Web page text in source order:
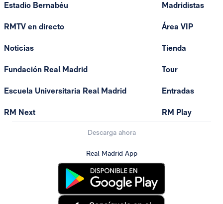
Estadio Bernabéu
RMTV en directo
Noticias
Fundación Real Madrid
Escuela Universitaria Real Madrid
RM Next
Madridistas
Área VIP
Tienda
Tour
Entradas
RM Play
Descarga ahora
Real Madrid App